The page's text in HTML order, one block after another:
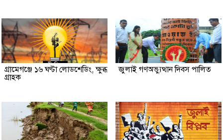
গ্রামেগঞ্জে ১৬ ঘণ্টা লোডশেডিং, ক্ষুব্ধ
গ্রাহক
জুলাই গণঅভ্যুত্থান দিবস পালিত